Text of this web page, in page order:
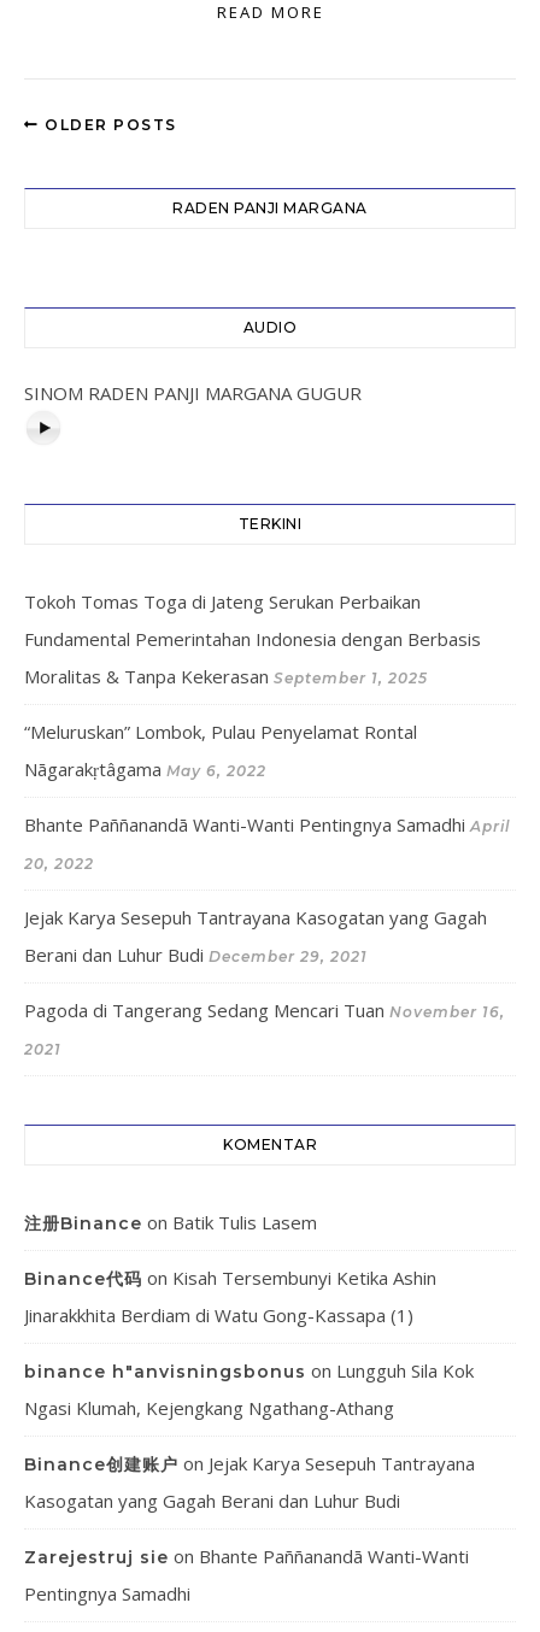
READ MORE
OLDER POSTS
RADEN PANJI MARGANA
AUDIO
SINOM RADEN PANJI MARGANA GUGUR
TERKINI
Tokoh Tomas Toga di Jateng Serukan Perbaikan
Fundamental Pemerintahan Indonesia dengan Berbasis
Moralitas & Tanpa Kekerasan September 1, 2025
“Meluruskan” Lombok, Pulau Penyelamat Rontal
Nāgarakṛtâgama May 6, 2022
Bhante Paññanandā Wanti-Wanti Pentingnya Samadhi April
20, 2022
Jejak Karya Sesepuh Tantrayana Kasogatan yang Gagah
Berani dan Luhur Budi December 29, 2021
Pagoda di Tangerang Sedang Mencari Tuan November 16,
2021
KOMENTAR
注册Binance on Batik Tulis Lasem
Binance代码 on Kisah Tersembunyi Ketika Ashin
Jinarakkhita Berdiam di Watu Gong-Kassapa (1)
binance h"anvisningsbonus on Lungguh Sila Kok
Ngasi Klumah, Kejengkang Ngathang-Athang
Binance创建账户 on Jejak Karya Sesepuh Tantrayana
Kasogatan yang Gagah Berani dan Luhur Budi
Zarejestruj sie on Bhante Paññanandā Wanti-Wanti
Pentingnya Samadhi